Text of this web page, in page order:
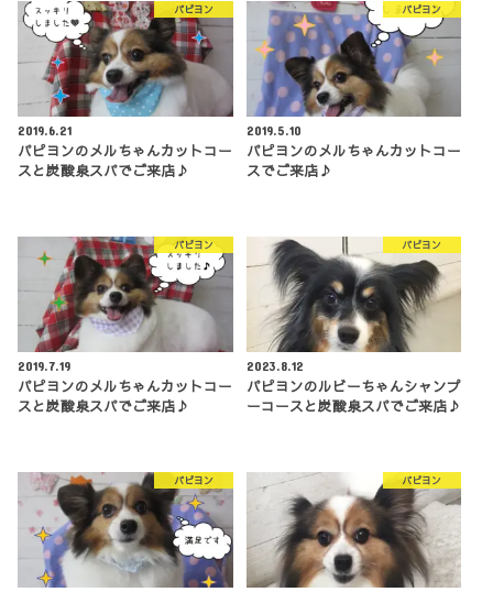
パピヨン
2019.6.21
パピヨンのメルちゃんカットコー
スと炭酸泉スパでご来店♪
パピヨン
2019.5.10
パピヨンのメルちゃんカットコー
スでご来店♪
パピヨン
2019.7.19
パピヨンのメルちゃんカットコー
スと炭酸泉スパでご来店♪
パピヨン
2023.8.12
パピヨンのルビーちゃんシャンプ
ーコースと炭酸泉スパでご来店♪
パピヨン パピヨン